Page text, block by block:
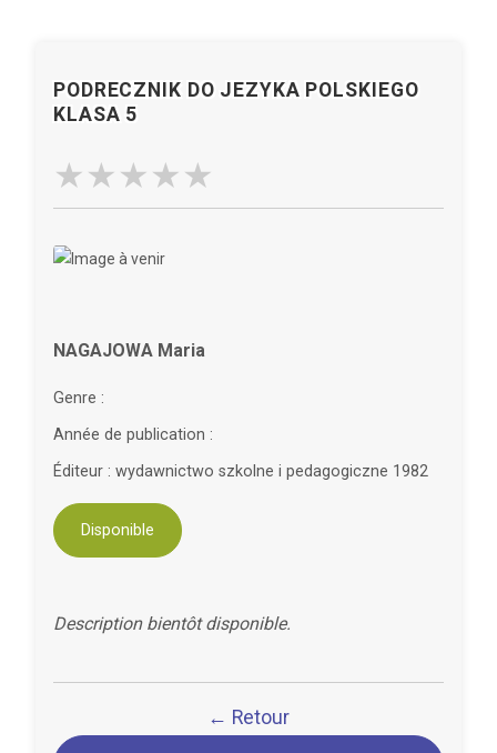
PODRECZNIK DO JEZYKA POLSKIEGO
KLASA 5
NAGAJOWA Maria
Genre :
Année de publication :
Éditeur : wydawnictwo szkolne i pedagogiczne 1982
Disponible
Description bientôt disponible.
← Retour